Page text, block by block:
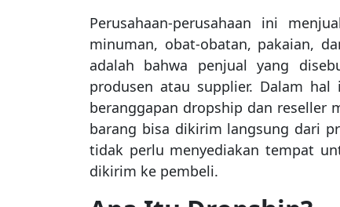
Perusahaan-perusahaan ini
minuman, obat-obatan, pakaian,
adalah bahwa penjual yang
produsen atau supplier. Dalam
beranggapan dropship dan reseller
barang bisa dikirim langsung dari
tidak perlu menyediakan tempat
dikirim ke pembeli.